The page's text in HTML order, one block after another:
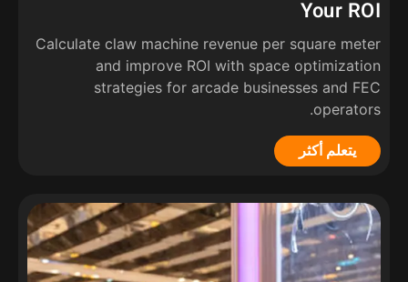
Your ROI
Calculate claw machine revenue per square meter
and improve ROI with space optimization
strategies for arcade businesses and FEC
operators
.
يتعلم أكثر